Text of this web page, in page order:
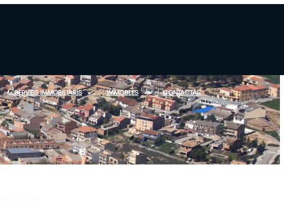
SERVEIS IMMOBILIARIS IMMOBLES CONTACTAR